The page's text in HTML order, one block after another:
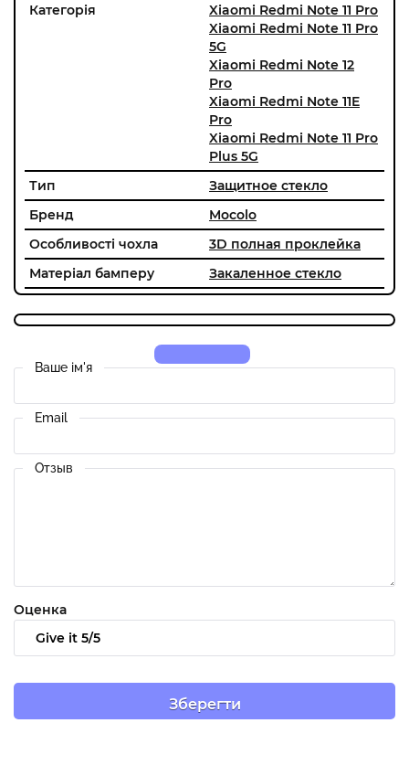
Категорія
Xiaomi Redmi Note 11 Pro
Xiaomi Redmi Note 11 Pro
5G
Xiaomi Redmi Note 12
Pro
Xiaomi Redmi Note 11E
Pro
Xiaomi Redmi Note 11 Pro
Plus 5G
Тип
Защитное стекло
Бренд
Mocolo
Особливості чохла
3D полная проклейка
Матеріал бамперу
Закаленное стекло
Ваше ім'я
Email
Отзыв
Оценка